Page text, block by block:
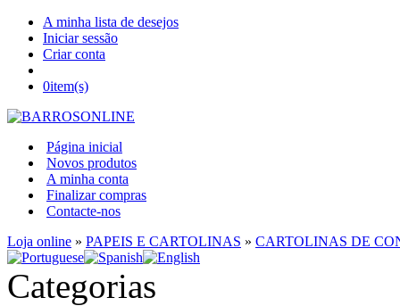
A minha lista de desejos
Iniciar sessão
Criar conta
0item(s)
Página inicial
Novos produtos
A minha conta
Finalizar compras
Contacte-nos
Loja online » PAPEIS E CARTOLINAS » CARTOLINAS DE
Categorias